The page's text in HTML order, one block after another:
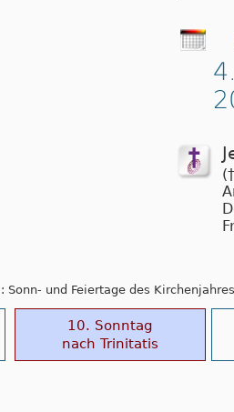
Sonn- und Feiertage des Kirchenjahres
10. Sonntag
nach Trinitatis